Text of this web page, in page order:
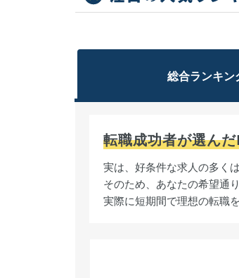
総合ランキン
転職成功者が選ん
実は、好条件な求人の多く
そのため、あなたの希望通
実際に短期間で理想の転職